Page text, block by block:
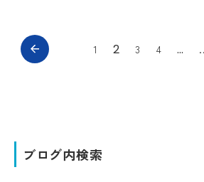
1 2 3 4 …
ブログ内検索